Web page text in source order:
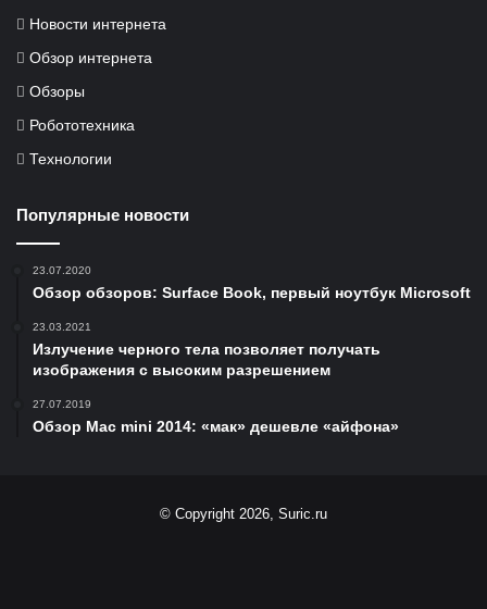
Новости интернета
Обзор интернета
Обзоры
Робототехника
Технологии
Популярные новости
23.07.2020
Обзор обзоров: Surface Book, первый ноутбук Microsoft
23.03.2021
Излучение черного тела позволяет получать
изображения с высоким разрешением
27.07.2019
Обзор Mac mini 2014: «мак» дешевле «айфона»
© Copyright 2026, Suric.ru